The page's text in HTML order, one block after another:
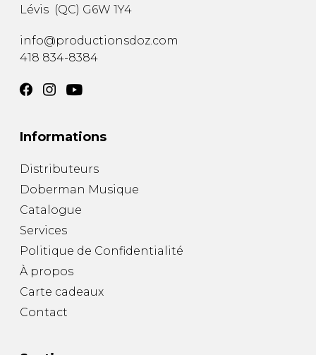
Lévis (QC) G6W 1Y4
info@productionsdoz.com
418 834-8384
Informations
Distributeurs
Doberman Musique
Catalogue
Services
Politique de Confidentialité
À propos
Carte cadeaux
Contact